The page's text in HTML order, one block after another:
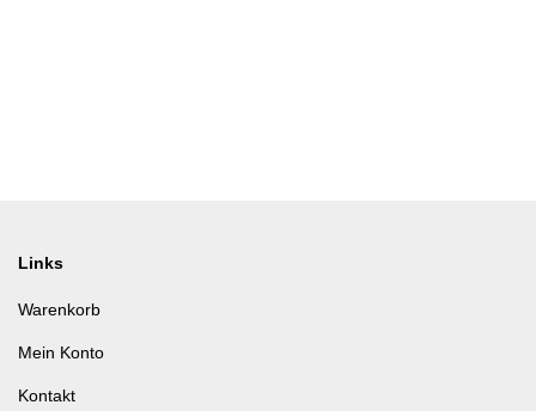
Links
Warenkorb
Mein Konto
Kontakt